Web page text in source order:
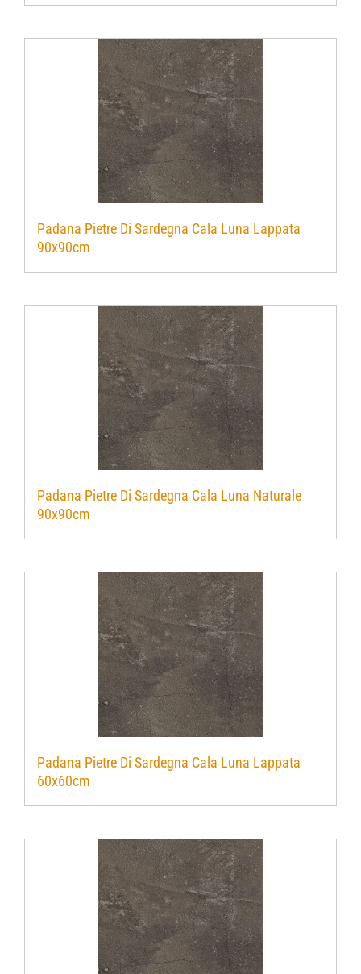
Padana Pietre Di Sardegna Cala Luna Lappata
90x90cm
Padana Pietre Di Sardegna Cala Luna Naturale
90x90cm
Padana Pietre Di Sardegna Cala Luna Lappata
60x60cm